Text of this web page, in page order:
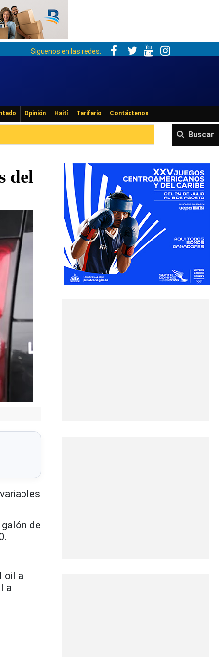
Siguenos en las redes:
Opinión Haití Tarifario Contáctenos
Buscar
del
de
oil a
a